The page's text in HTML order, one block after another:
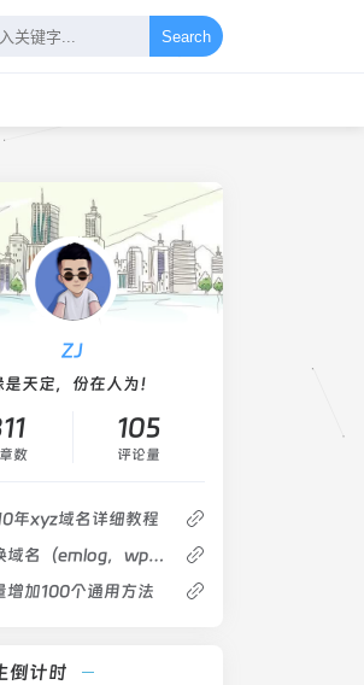
Search
ZJ
是天定，份在人为！
数
105
评论量
年xyz域名详细教程
博客更换域名（emlog，wp，z-blog都可以）
增加100个通用方法
倒计时